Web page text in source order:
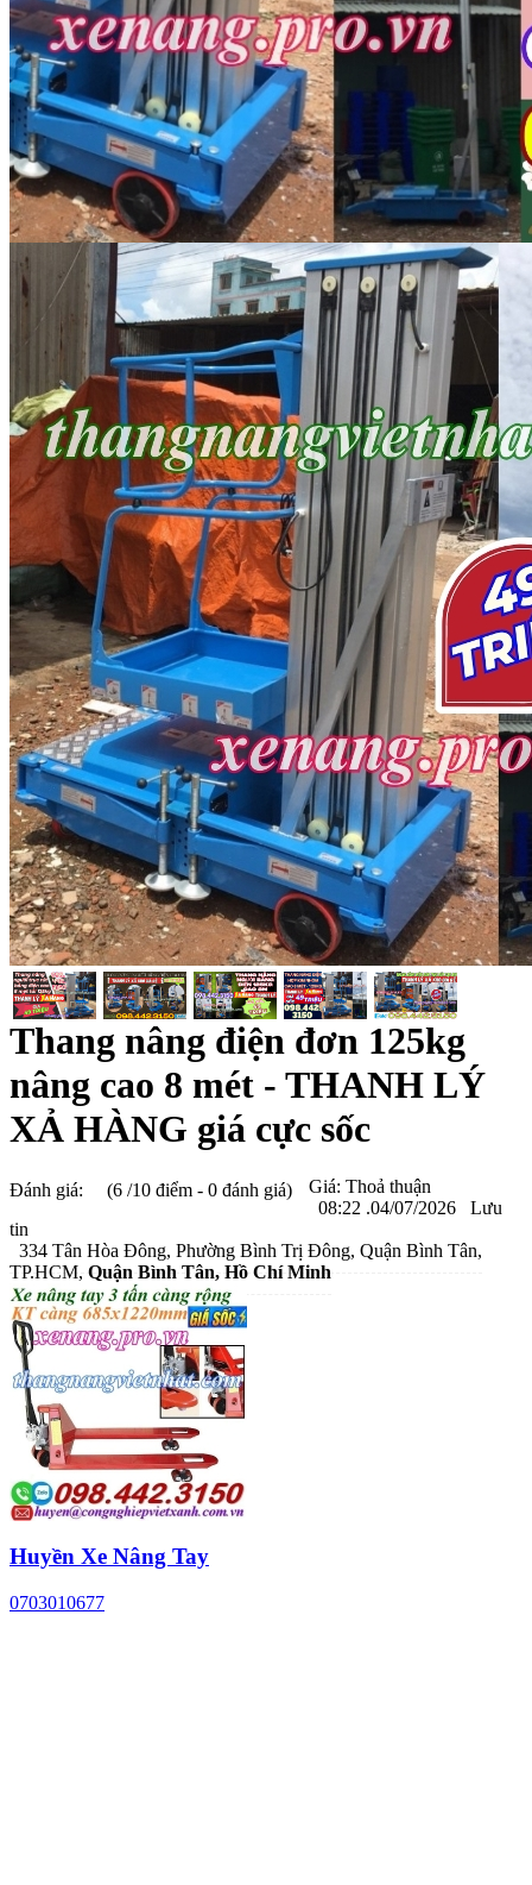
Thang nâng điện đơn 125kg
nâng cao 8 mét - THANH LÝ
XẢ HÀNG giá cực sốc
Đánh giá: (6 /10 điểm - 0 đánh giá) Giá: Thoả thuận
08:22 .04/07/2026
Lưu
tin
334 Tân Hòa Đông, Phường Bình Trị Đông, Quận Bình Tân,
TP.HCM, Quận Bình Tân, Hồ Chí Minh
Huyền Xe Nâng Tay
0703010677